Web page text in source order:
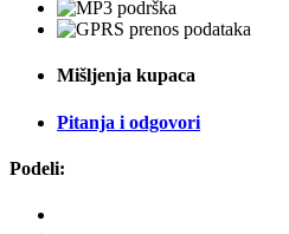
Mišljenja kupaca
Pitanja i odgovori
Podeli: